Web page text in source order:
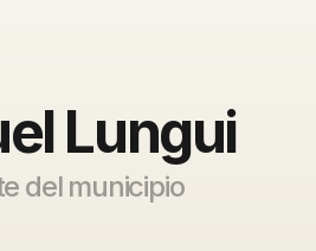
Lungui
del municipio